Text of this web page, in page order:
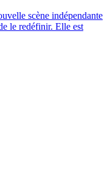
scène indépendante
le redéfinir. Elle est